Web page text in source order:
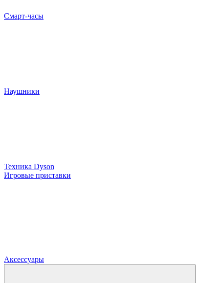
Смарт-часы
Наушники
Техника Dyson
Игровые приставки
Аксессуары